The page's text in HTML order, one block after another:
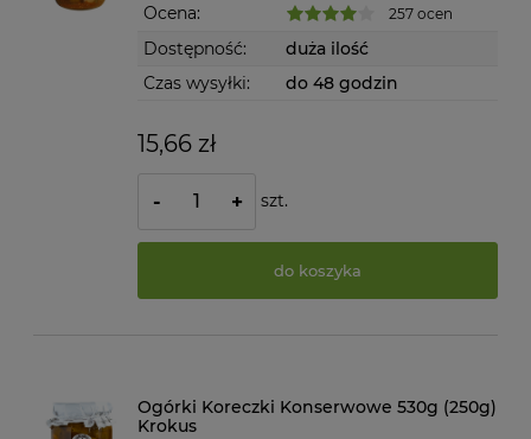
Ocena: 257 ocen
Dostępność:
duża ilość
Czas wysyłki:
do 48 godzin
15,66 zł
- + szt.
do koszyka
Ogórki Koreczki Konserwowe 530g (250g)
Krokus